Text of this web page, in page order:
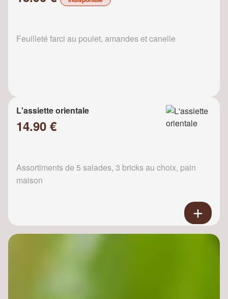
Feuilleté farci au poulet, amandes et canelle
L'assiette orientale
14.90 €
Assortiments de 5 salades, 3 bricks au choix, pain
maison